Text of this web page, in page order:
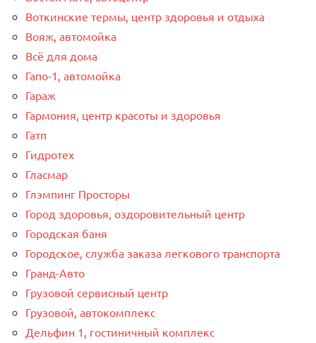
Воткинские термы, центр здоровья и отдыха
Вояж, автомойка
Всё для дома
Гапо-1, автомойка
Гараж
Гармония, центр красоты и здоровья
Гатп
Гидротех
Гласмар
Глэмпинг Просторы
Город здоровья, оздоровительный центр
Городская баня
Городское, служба заказа легкового транспорта
Гранд-Авто
Грузовой сервисный центр
Грузовой, автокомплекс
Дельфин 1, гостиничный комплекс